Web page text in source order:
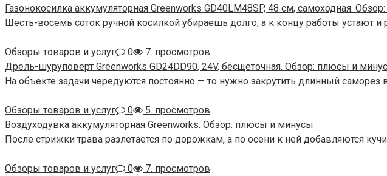
Газонокосилка аккумуляторная Greenworks GD40LM48SP, 48 см, самоходная.
Шесть-восемь соток ручной косилкой убираешь долго, а к концу работы устают и
Обзоры товаров и услуг 0
7. просмотров
Дрель-шуруповерт Greenworks GD24DD90, 24V, бесщеточная. Обзор: плюсы и
На объекте задачи чередуются постоянно — то нужно закрутить длинный саморез
Обзоры товаров и услуг 0
5. просмотров
Воздуходувка аккумуляторная Greenworks. Обзор: плюсы и минусы
После стрижки трава разлетается по дорожкам, а по осени к ней добавляются
Обзоры товаров и услуг 0
7. просмотров